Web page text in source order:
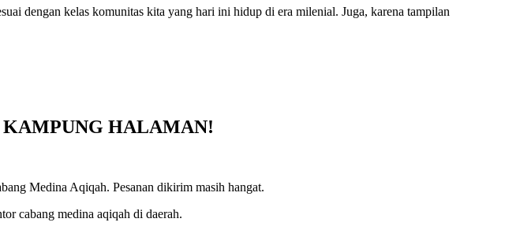
dengan kelas komunitas kita yang hari ini hidup di era milenial. Juga, karena tampilan
HALAMAN!
Medina Aqiqah. Pesanan dikirim masih hangat.
cabang medina aqiqah di daerah.